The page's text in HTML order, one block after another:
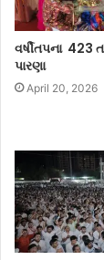
વર્ષીતપના 423
પારણા
April 20, 2026